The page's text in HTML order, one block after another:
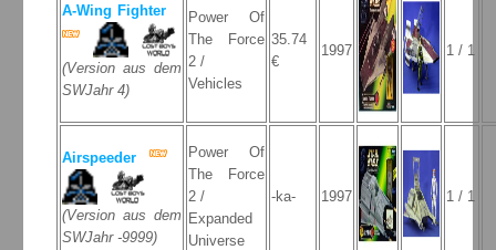
A-Wing Fighter
(Version aus dem
SWJahr 4)
Power Of
The Force
2 /
Vehicles
35.74
€
1997 1 / 1
Airspeeder
(Version aus dem
SWJahr -9999)
Power Of
The Force
2 /
Expanded
Universe
-ka- 1997 1 / 1